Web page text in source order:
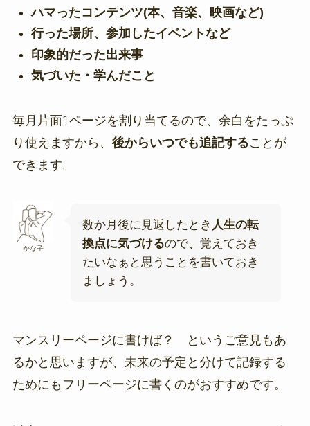
ハマったコンテンツ(本、音楽、映画など)
行った場所、参加したイベントなど
印象的だった出来事
気づいた・学んだこと
毎月片面1ページを割り当てるので、余白をたっぷ
り使えますから、 後からいつでも追記することが
できます。
かな子
数か月後に見返したとき 人生の転
換点に気づけるので、覚えておき
たいなぁと思うことを書いておき
ましょう。
マンスリーページに書けば？ というご意見もあ
るかと思いますが、未来の予定と分けて記録する
ためにもフリーページに書くのがおすすめです。